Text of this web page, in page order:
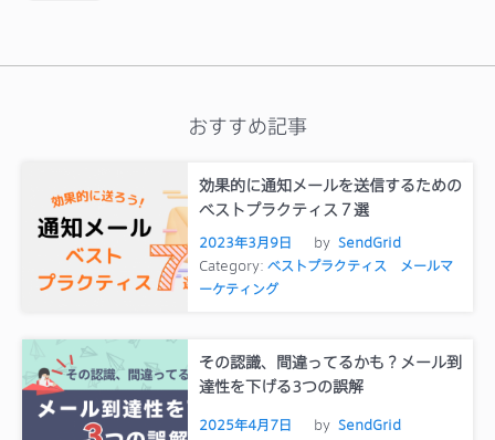
おすすめ記事
効果的に通知メールを送信するための
ベストプラクティス７選
2023年3月9日 by SendGrid
Category: ベストプラクティス
メールマ
ーケティング
その認識、間違ってるかも？メール到
達性を下げる3つの誤解
2025年4月7日 by SendGrid